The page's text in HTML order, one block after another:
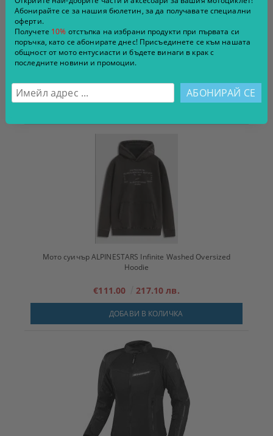
Каска Scorpion Exo 530 Air Theras Black-Red S
Мото суичър ALPINESTARS Infinite Washed Oversized
Hoodie
€111.00 217.10 лв.
ДОБАВИ В КОЛИЧКА
Абонирайте се за нашия бюлетин, за да получавате специални
оферти.
Получете 10% отстъпка на избрани продукти при първата си
поръчка, като се абонирате днес! Присъединете се към нашата
общност от мото ентусиасти и бъдете винаги в крак с
последните новини и промоции.